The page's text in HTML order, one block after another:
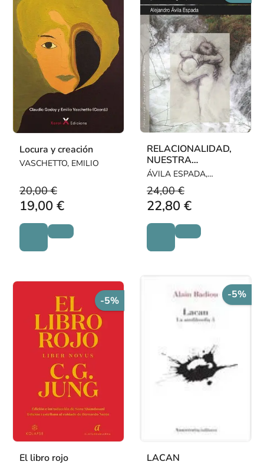
Locura y creación
VASCHETTO, EMILIO
20,00 €
19,00 €
RELACIONALIDAD,
NUESTRA
ESPERANZA
ESCOGIDOS)
ÁVILA ESPADA,
ALEJANDRO
24,00 €
22,80 €
-5%
El libro rojo
-5%
LACAN